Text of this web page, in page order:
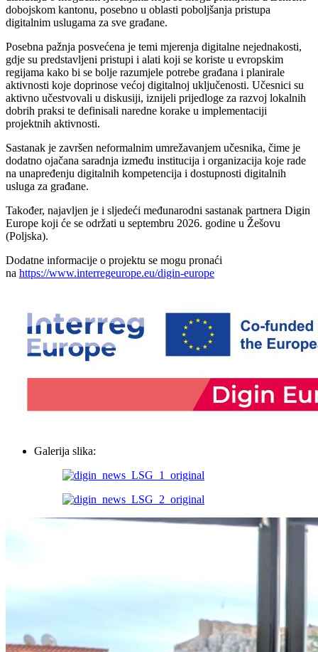
dobojskom kantonu, posebno u oblasti poboljšanja pristupa
digitalnim uslugama za sve građane.
Posebna pažnja posvećena je temi mjerenja digitalne nejednakosti,
gdje su predstavljeni pristupi i alati koji se koriste u evropskim
regijama kako bi se bolje razumjele potrebe građana i planirale
aktivnosti koje doprinose većoj digitalnoj uključenosti. Učesnici su
aktivno učestvovali u diskusiji, iznijeli prijedloge za razvoj lokalnih
dobrih praksi te definisali naredne korake u implementaciji
projektnih aktivnosti.
Sastanak je završen neformalnim umrežavanjem učesnika, čime je
dodatno ojačana saradnja između institucija i organizacija koje rade
na unapređenju digitalnih kompetencija i dostupnosti digitalnih
usluga za građane.
Također, najavljen je i sljedeći međunarodni sastanak partnera Digin
Europe koji će se održati u septembru 2026. godine u Žešovu
(Poljska).
Dodatne informacije o projektu se mogu pronaći
na https://www.interregeurope.eu/digin-europe
Galerija slika: